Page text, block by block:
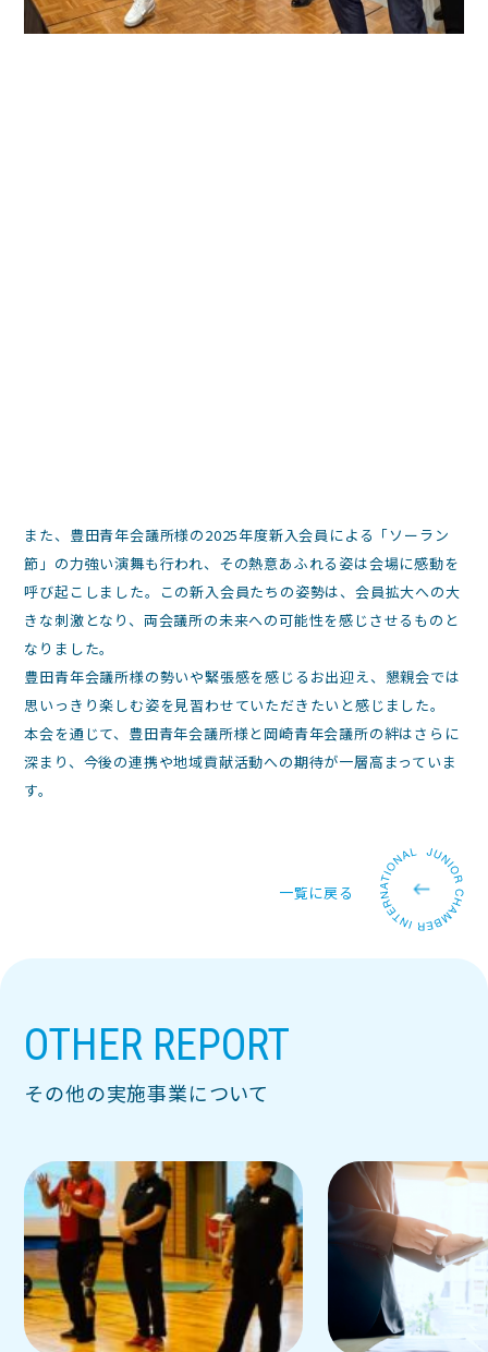
また、豊田青年会議所様の2025年度新入会員による「ソーラン
節」の力強い演舞も行われ、その熱意あふれる姿は会場に感動を
呼び起こしました。この新入会員たちの姿勢は、会員拡大への大
きな刺激となり、両会議所の未来への可能性を感じさせるものと
なりました。
豊田青年会議所様の勢いや緊張感を感じるお出迎え、懇親会では
思いっきり楽しむ姿を見習わせていただきたいと感じました。
本会を通じて、豊田青年会議所様と岡崎青年会議所の絆はさらに
深まり、今後の連携や地域貢献活動への期待が一層高まっていま
す。
一覧に戻る
OTHER REPORT
その他の実施事業について